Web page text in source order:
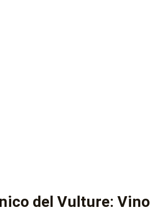
del Vulture: Vino